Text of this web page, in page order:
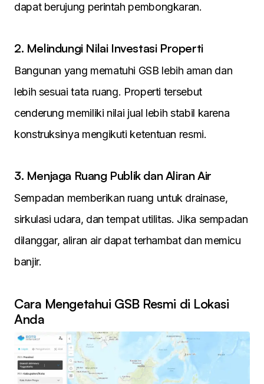
dapat berujung perintah pembongkaran.
2. Melindungi Nilai Investasi Properti
Bangunan yang mematuhi GSB lebih aman dan
lebih sesuai tata ruang. Properti tersebut
cenderung memiliki nilai jual lebih stabil karena
konstruksinya mengikuti ketentuan resmi.
3. Menjaga Ruang Publik dan Aliran Air
Sempadan memberikan ruang untuk drainase,
sirkulasi udara, dan tempat utilitas. Jika sempadan
dilanggar, aliran air dapat terhambat dan memicu
banjir.
Cara Mengetahui GSB Resmi di Lokasi
Anda